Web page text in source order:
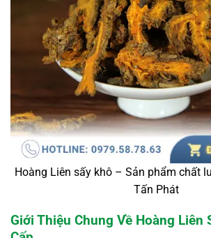
Hoàng Liên sấy khô – Sản phẩm chất
Tấn Phát
Giới Thiệu Chung Về Hoàng Liên